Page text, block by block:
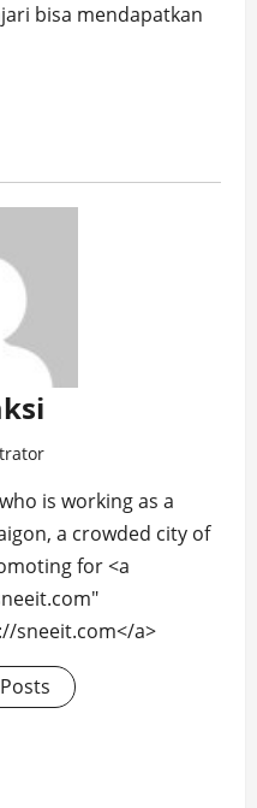
bisa mendapatkan
is working as a
a crowded city of
for <a
sneeit.com</a>